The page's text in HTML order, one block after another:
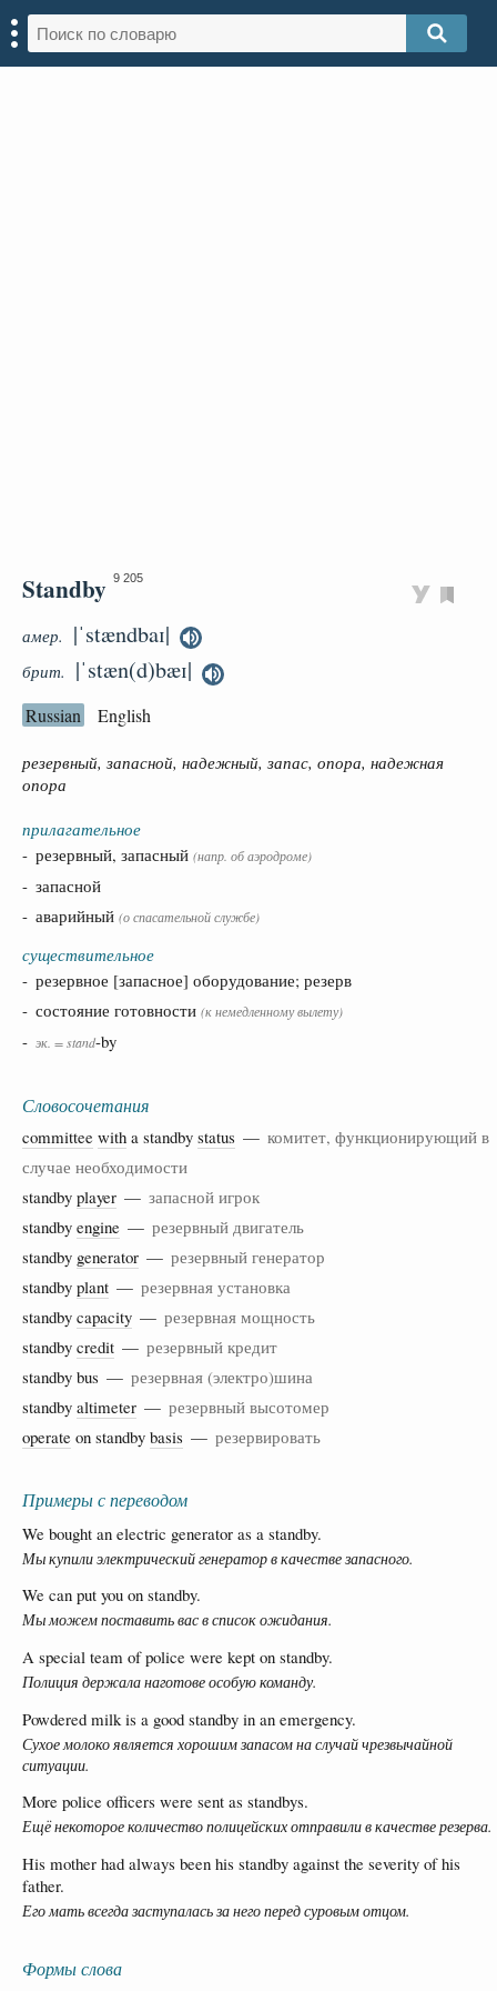
Standby 9 205
амер. |ˈstændbaɪ|
брит. |ˈstæn(d)bæɪ|
Russian English
резервный, запасной, надежный, запас, опора, надежная
опора
прилагательное
- резервный, запасный (напр. об аэродроме)
- запасной
- аварийный (о спасательной службе)
существительное
- резервное [запасное] оборудование; резерв
- состояние готовности (к немедленному вылету)
- эк. = stand-by
Словосочетания
committee with a standby status — комитет, функционирующий в
случае необходимости
standby player — запасной игрок
standby engine — резервный двигатель
standby generator — резервный генератор
standby plant — резервная установка
standby capacity — резервная мощность
standby credit — резервный кредит
standby bus — резервная (электро)шина
standby altimeter — резервный высотомер
operate on standby basis — резервировать
Примеры с переводом
We bought an electric generator as a standby.
Мы купили электрический генератор в качестве запасного.
We can put you on standby.
Мы можем поставить вас в список ожидания.
A special team of police were kept on standby.
Полиция держала наготове особую команду.
Powdered milk is a good standby in an emergency.
Сухое молоко является хорошим запасом на случай чрезвычайной
ситуации.
More police officers were sent as standbys.
Ещё некоторое количество полицейских отправили в качестве резерва.
His mother had always been his standby against the severity of his
father.
Его мать всегда заступалась за него перед суровым отцом.
Формы слова